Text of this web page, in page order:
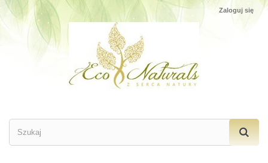
Zaloguj się